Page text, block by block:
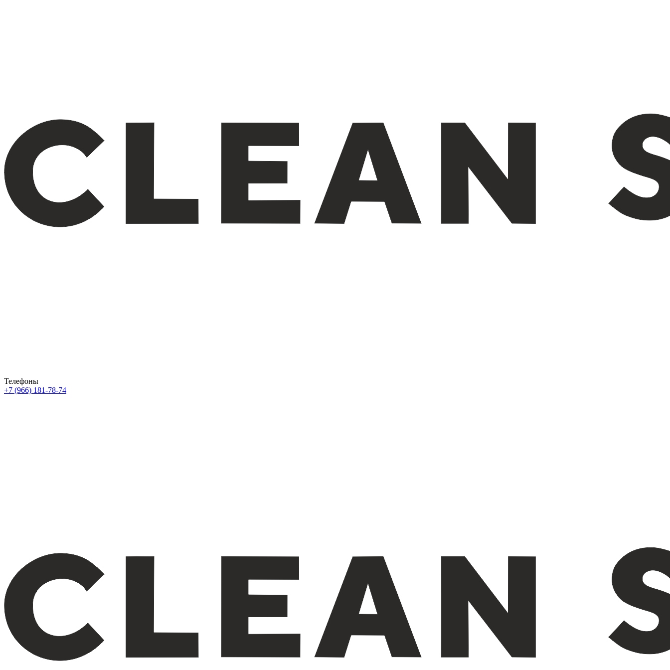
Телефоны
+7 (966) 181-78-74